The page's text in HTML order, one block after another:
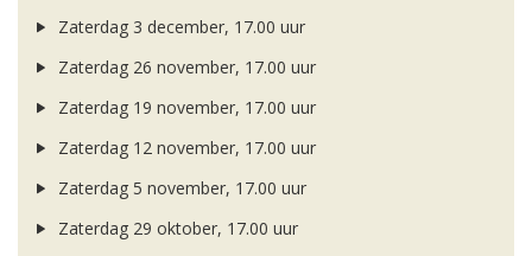
Zaterdag 3 december, 17.00 uur
Zaterdag 26 november, 17.00 uur
Zaterdag 19 november, 17.00 uur
Zaterdag 12 november, 17.00 uur
Zaterdag 5 november, 17.00 uur
Zaterdag 29 oktober, 17.00 uur